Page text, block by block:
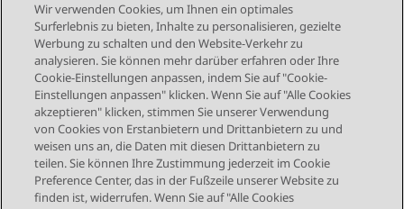
Send Feedback
Themennavigation
Vorheriges Thema Nächstes Thema
Wir verwenden Cookies, um Ihnen ein optimales
Surferlebnis zu bieten, Inhalte zu personalisieren, gezielte
Werbung zu schalten und den Website-Verkehr zu
analysieren. Sie können mehr darüber erfahren oder Ihre
Cookie-Einstellungen anpassen, indem Sie auf "Cookie-
Einstellungen anpassen" klicken. Wenn Sie auf "Alle Cookies
akzeptieren" klicken, stimmen Sie unserer Verwendung
von Cookies von Erstanbietern und Drittanbietern zu und
weisen uns an, die Daten mit diesen Drittanbietern zu
teilen. Sie können Ihre Zustimmung jederzeit im Cookie
Preference Center, das in der Fußzeile unserer Website zu
finden ist, widerrufen. Wenn Sie auf "Alle Cookies